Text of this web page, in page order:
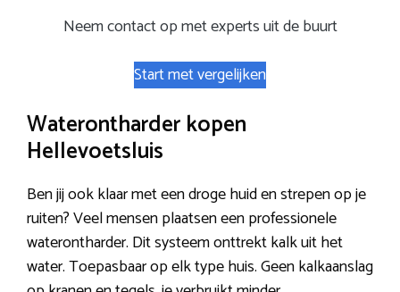
Neem contact op met experts uit de buurt
Start met vergelijken
Waterontharder kopen
Hellevoetsluis
Ben jij ook klaar met een droge huid en strepen op je
ruiten? Veel mensen plaatsen een professionele
waterontharder. Dit systeem onttrekt kalk uit het
water. Toepasbaar op elk type huis. Geen kalkaanslag